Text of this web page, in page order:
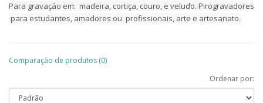
Para gravação em: madeira, cortiça, couro, e veludo. Pirogravadores
para estudantes, amadores ou profissionais, arte e artesanato.
Comparação de produtos (0)
Ordenar por: